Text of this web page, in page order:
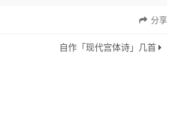
分享
自作「现代宫体诗」几首